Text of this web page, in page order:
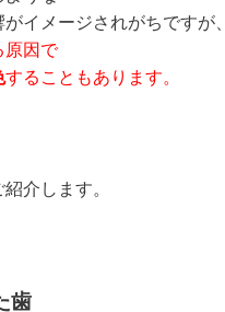
イメージされがちですが、
原因で
することもあります。
介します。
歯